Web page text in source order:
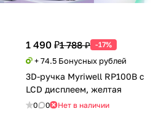
1 490 ₽1 788 ₽ -17%
+ 74.5 Бонусных рублей
3D-ручка Myriwell RP100B c
LCD дисплеем, желтая
0 0 Нет в наличии